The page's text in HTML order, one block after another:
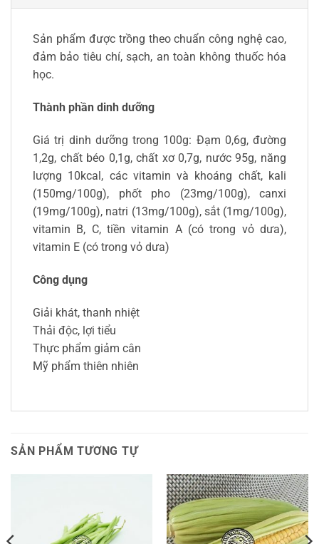
Sản phẩm được trồng theo chuẩn công nghệ cao,
đảm bảo tiêu chí, sạch, an toàn không thuốc hóa
học.
Thành phần dinh dưỡng
Giá trị dinh dưỡng trong 100g: Đạm 0,6g, đường
1,2g, chất béo 0,1g, chất xơ 0,7g, nước 95g, năng
lượng 10kcal, các vitamin và khoáng chất, kali
(150mg/100g), phốt pho (23mg/100g), canxi
(19mg/100g), natri (13mg/100g), sắt (1mg/100g),
vitamin B, C, tiền vitamin A (có trong vỏ dưa),
vitamin E (có trong vỏ dưa)
Công dụng
Giải khát, thanh nhiệt
Thải độc, lợi tiểu
Thực phẩm giảm cân
Mỹ phẩm thiên nhiên
SẢN PHẨM TƯƠNG TỰ